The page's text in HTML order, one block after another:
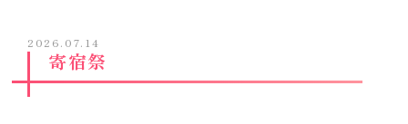
2026.07.14
寄宿祭